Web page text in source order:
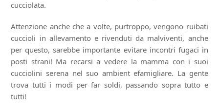
cucciolata.
Attenzione anche che a volte, purtroppo, vengono ruibati
cuccioli in allevamento e rivenduti da malviventi, anche
per questo, sarebbe importante evitare incontri fugaci in
posti strani! Ma recarsi a vedere la mamma con i suoi
cucciolini serena nel suo ambient efamigliare. La gente
trova tutti i modi per far soldi, passando sopra tutto e
tutti!